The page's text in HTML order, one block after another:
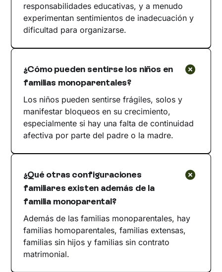
responsabilidades educativas, y a menudo
experimentan sentimientos de inadecuación y
dificultad para organizarse.
¿Cómo pueden sentirse los niños en
familias monoparentales?
Los niños pueden sentirse frágiles, solos y
manifestar bloqueos en su crecimiento,
especialmente si hay una falta de continuidad
afectiva por parte del padre o la madre.
¿Qué otras configuraciones
familiares existen además de la
familia monoparental?
Además de las familias monoparentales, hay
familias homoparentales, familias extensas,
familias sin hijos y familias sin contrato
matrimonial.